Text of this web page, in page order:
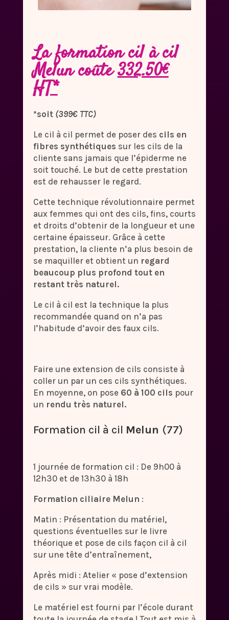
La formation cil à cil
Melun coûte 332.50€
HT*
*soit (399€ TTC)
Le cil à cil permet de poser des cils en
fibres synthétiques sur les cils de la
cliente sans jamais que l’épiderme ne
soit touché. Le but de cette prestation
est de rehausser le regard.
Cette technique révolutionnaire permet
aux femmes qui ont des cils, fins, courts
et droits d’obtenir de la longueur et une
certaine épaisseur. Grâce à cette
prestation, la cliente n’a plus besoin de
se maquiller et obtient un regard
beaucoup plus profond tout en
restant très naturel.
Le cil à cil est la technique la plus
recommandée quand on n’a pas
l’habitude d’avoir des faux cils.
Faire une extension de cils consiste à
coller un par un ces cils synthétiques.
En moyenne, on pose 60 à 100 cils pour
un rendu très naturel.
Formation cil à cil Melun (77)
1 journée de formation cil : De 9h00 à
12h30 et de 13h30 à 18h
Formation ciliaire Melun :
Matin : Présentation du matériel,
questions éventuelles sur le livre
théorique et pose de cils façon cil à cil
sur une tête d’entraînement,
Après midi : Atelier « pose d’extension
de cils » sur vrai modèle.
Le matériel est fourni par l’école durant